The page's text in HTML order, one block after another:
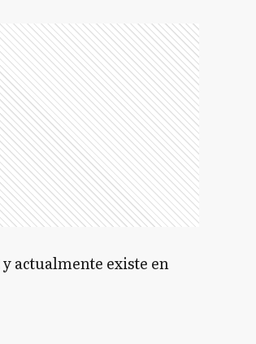
y actualmente existe en